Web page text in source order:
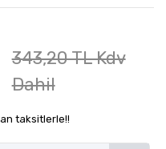
343,20 TL Kdv
Dahil
taksitlerle!!